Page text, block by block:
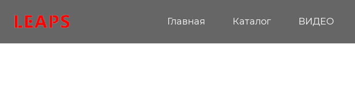
Главная Каталог ВИДЕО